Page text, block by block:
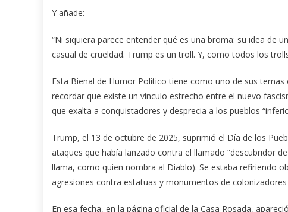
Y añade:
“Ni siquiera parece entender qué es una broma: su idea de
casual de crueldad. Trump es un troll. Y, como todos los
Esta Bienal de Humor Político tiene como uno de sus
recordar que existe un vínculo estrecho entre el nuevo
que exalta a conquistadores y desprecia a los pueblos
Trump, el 13 de octubre de 2025, suprimió el Día de los
ataques que había lanzado contra el llamado “descubridor
llama, como quien nombra al Diablo). Se estaba refiriendo
agresiones contra estatuas y monumentos de colonizadores
En esa fecha, en la página oficial de la Casa Rosada,